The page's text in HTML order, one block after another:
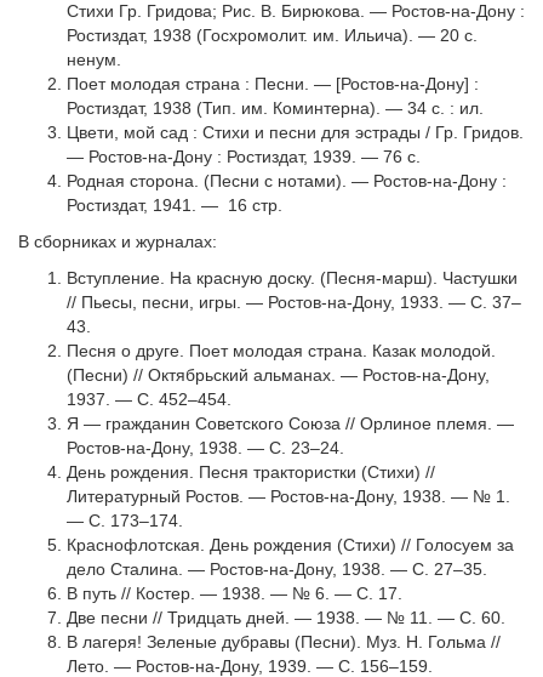
Стихи Гр. Гридова; Рис. В. Бирюкова. — Ростов-на-Дону :
Ростиздат, 1938 (Госхромолит. им. Ильича). — 20 с.
ненум.
Поет молодая страна : Песни. — [Ростов-на-Дону] :
Ростиздат, 1938 (Тип. им. Коминтерна). — 34 с. : ил.
Цвети, мой сад : Стихи и песни для эстрады / Гр. Гридов.
— Ростов-на-Дону : Ростиздат, 1939. — 76 с.
Родная сторона. (Песни с нотами). — Ростов-на-Дону :
Ростиздат, 1941. — 16 стр.
В сборниках и журналах:
Вступление. На красную доску. (Песня-марш). Частушки
// Пьесы, песни, игры. — Ростов-на-Дону, 1933. — C. 37–
43.
Песня о друге. Поет молодая страна. Казак молодой.
(Песни) // Октябрьский альманах. — Ростов-на-Дону,
1937. — С. 452–454.
Я — гражданин Советского Союза // Орлиное племя. —
Ростов-на-Дону, 1938. — С. 23–24.
День рождения. Песня трактористки (Стихи) //
Литературный Ростов. — Ростов-на-Дону, 1938. — № 1.
— С. 173–174.
Краснофлотская. День рождения (Стихи) // Голосуем за
дело Сталина. — Ростов-на-Дону, 1938. — С. 27–35.
В путь // Костер. — 1938. — № 6. — С. 17.
Две песни // Тридцать дней. — 1938. — № 11. — С. 60.
В лагеря! Зеленые дубравы (Песни). Муз. Н. Гольма //
Лето. — Ростов-на-Дону, 1939. — С. 156–159.